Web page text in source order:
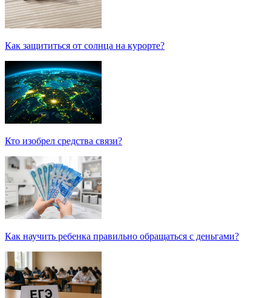
Как защититься от солнца на курорте?
Кто изобрел средства связи?
Как научить ребенка правильно обращаться с деньгами?